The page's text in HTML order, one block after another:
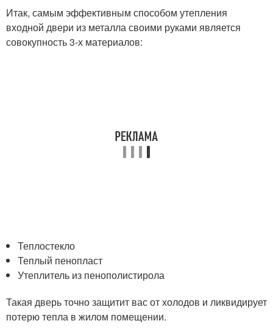
Итак, самым эффективным способом утепления
входной двери из металла своими руками является
совокупность 3-х материалов:
Теплостекло
Теплый пенопласт
Утеплитель из пенополистирола
Такая дверь точно защитит вас от холодов и ликвидирует
потерю тепла в жилом помещении.